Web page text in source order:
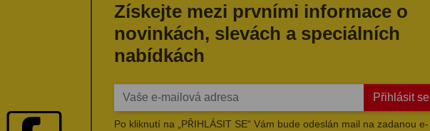
Získejte mezi prvními informace o
novinkách, slevách a speciálních
nabídkách
Přihlásit se
Po kliknutí na „PŘIHLÁSIT SE“ Vám bude odeslán mail na zadanou e-